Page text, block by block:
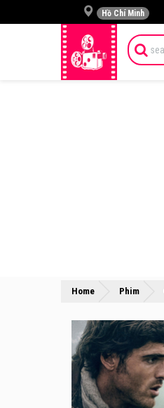
Hồ Chí Minh
Home Phim